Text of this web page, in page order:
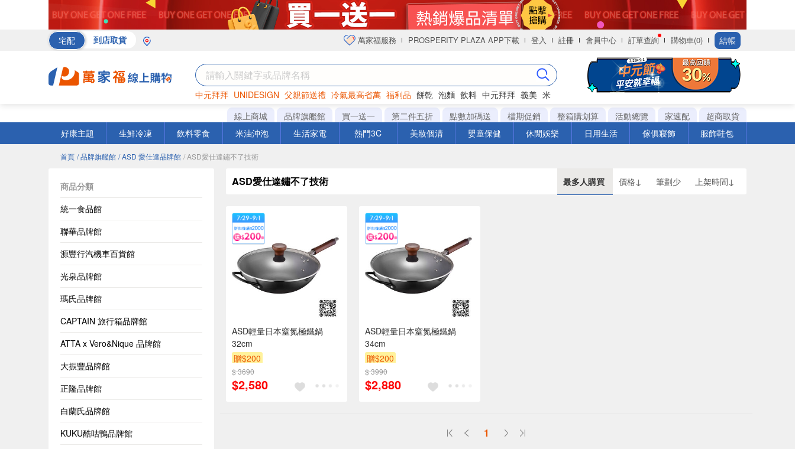
宅配 到店取貨 萬家福服務 PROSPERITY PLAZA APP下載 登入 註冊 會員中心 訂單查詢 購物車(0) 結帳
中元拜拜 UNIDESIGN 父親節送禮 冷氣最高省萬 福利品 餅乾 泡麵 飲料 中元拜拜 義美 米
巧克力 罐頭 衛生紙
線上商城 品牌旗艦館 買一送一 第二件五折 點數加碼送 檔期促銷 整箱購划算 活動總覽 家速配
超商取貨
好康主題
生鮮冷凍 飲料零食 米油沖泡 生活家電 熱門3C 美妝個清 嬰童保健 休閒娛樂 日用生活 傢俱寢飾 服飾鞋包
首頁 / 品牌旗艦館 / ASD 愛仕達品牌館 / ASD愛仕達鏽不了技術
商品分類
統一食品館
聯華品牌館
源豐行汽機車百貨館
光泉品牌館
瑪氏品牌館
CAPTAIN 旅行箱品牌館
ATTA x Vero&Nique 品牌館
大振豐品牌館
正隆品牌館
白蘭氏品牌館
KUKU酷咕鴨品牌館
ASD愛仕達鏽不了技術 最多人購買 價格↓ 筆劃少 上架時間↓
ASD輕量日本窒氮極鐵鍋
32cm
贈$200
$ 3690
$2,580
ASD輕量日本窒氮極鐵鍋
34cm
贈$200
$ 3990
$2,880
1